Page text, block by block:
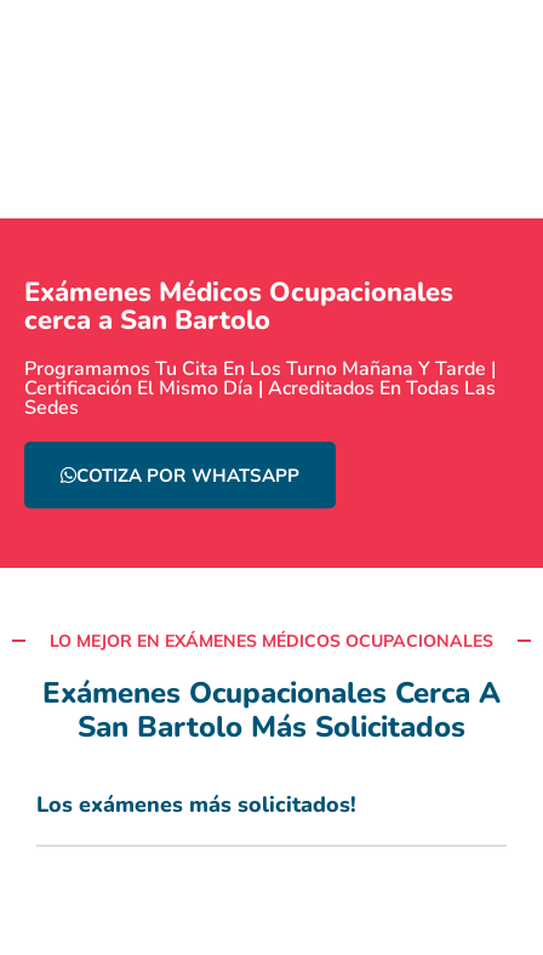
Exámenes Médicos Ocupacionales
cerca a San Bartolo
Programamos Tu Cita En Los Turno Mañana Y Tarde |
Certificación El Mismo Día | Acreditados En Todas Las
Sedes
COTIZA POR WHATSAPP
LO MEJOR EN EXÁMENES MÉDICOS OCUPACIONALES
Exámenes Ocupacionales Cerca A
San Bartolo Más Solicitados
Los exámenes más solicitados!